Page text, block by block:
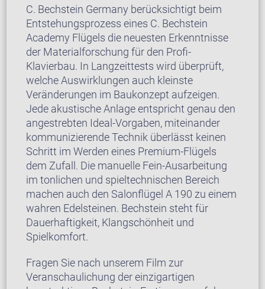
C. Bechstein Germany berücksichtigt beim
Entstehungsprozess eines C. Bechstein
Academy Flügels die neuesten Erkenntnisse
der Materialforschung für den Profi-
Klavierbau. In Langzeittests wird überprüft,
welche Auswirklungen auch kleinste
Veränderungen im Baukonzept aufzeigen.
Jede akustische Anlage entspricht genau den
angestrebten Ideal-Vorgaben, miteinander
kommunizierende Technik überlässt keinen
Schritt im Werden eines Premium-Flügels
dem Zufall. Die manuelle Fein-Ausarbeitung
im tonlichen und spieltechnischen Bereich
machen auch den Salonflügel A 190 zu einem
wahren Edelsteinen. Bechstein steht für
Dauerhaftigkeit, Klangschönheit und
Spielkomfort.
Fragen Sie nach unserem Film zur
Veranschaulichung der einzigartigen